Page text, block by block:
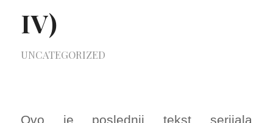
IV)
UNCATEGORIZED
Ovo je poslednji tekst serijala